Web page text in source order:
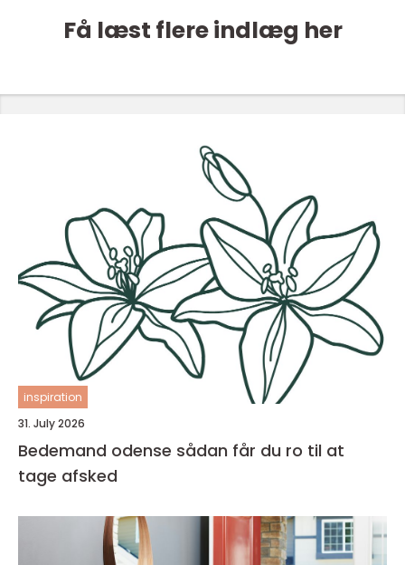
Få læst flere indlæg her
inspiration
31. July 2026
Bedemand odense sådan får du ro til at
tage afsked